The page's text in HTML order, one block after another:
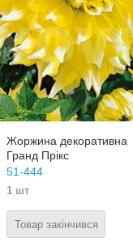
Жоржина декоративна
Гранд Прікс
51-444
1 шт
Товар закінчився